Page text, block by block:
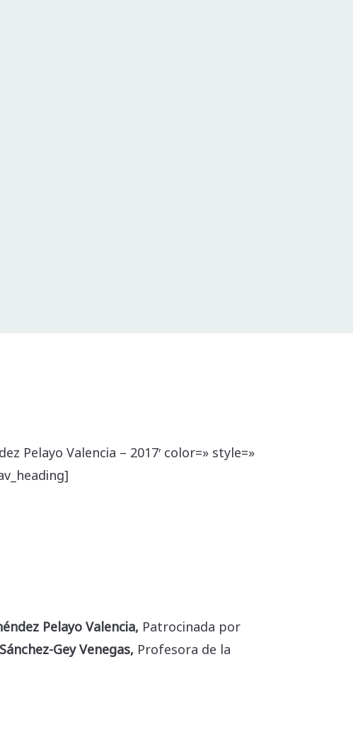
Pelayo Valencia – 2017′ color=» style=»
Pelayo Valencia, Patrocinada por
Gey Venegas, Profesora de la